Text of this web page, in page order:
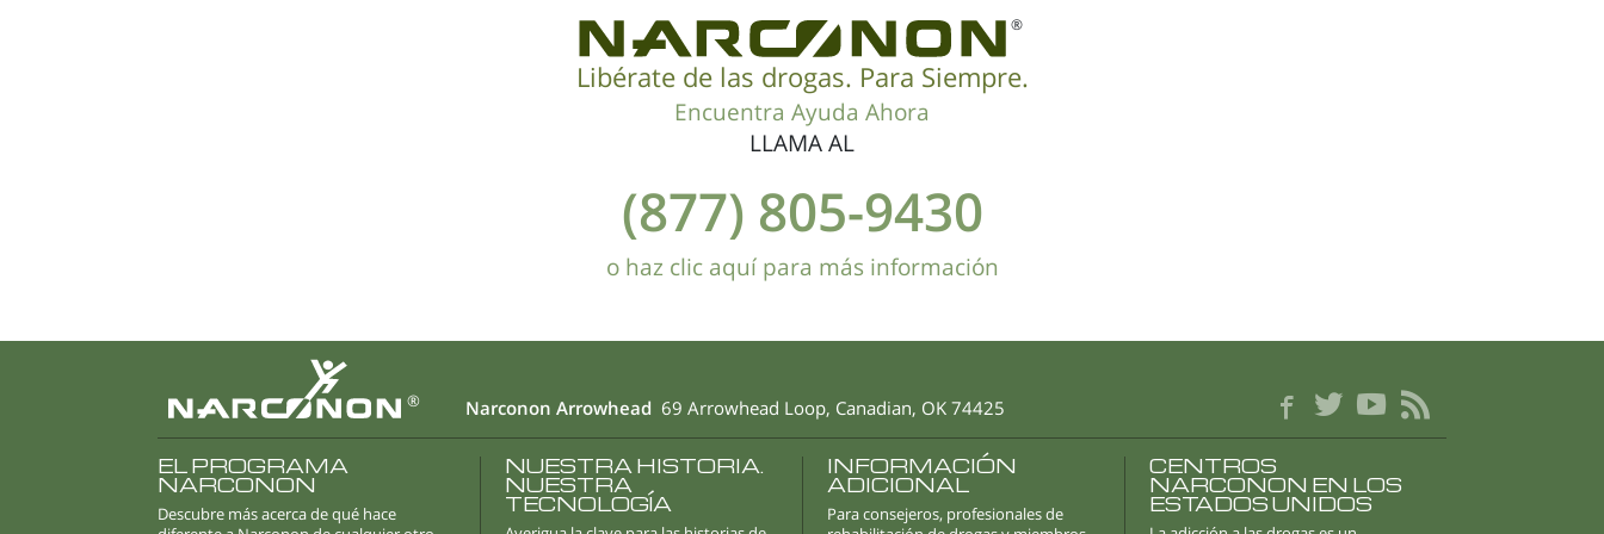
®
Libérate de las drogas. Para Siempre.
Encuentra Ayuda Ahora
LLAMA AL
(877) 805-9430
o haz clic aquí para más información
® Narconon Arrowhead 69 Arrowhead Loop, Canadian, OK 74425
EL PROGRAMA
NARCONON
Descubre más acerca de qué hace
NUESTRA HISTORIA.
NUESTRA
TECNOLOGÍA
INFORMACIÓN
ADICIONAL
Para consejeros, profesionales de
CENTROS
NARCONON EN LOS
ESTADOS UNIDOS